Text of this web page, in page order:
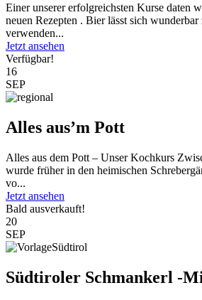
Einer unserer erfolgreichsten Kurse daten
neuen Rezepten . Bier lässt sich
verwenden...
Jetzt ansehen
Verfügbar!
16
SEP
Alles aus’m Pott
Alles aus dem Pott – Unser Kochkurs
wurde früher in den heimischen
vo...
Jetzt ansehen
Bald ausverkauft!
20
SEP
Südtiroler Schmankerl -